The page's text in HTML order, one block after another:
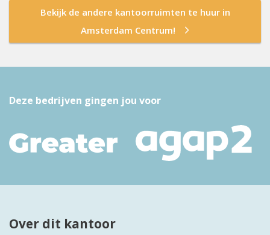
Bekijk de andere kantoorruimten te huur in
Amsterdam Centrum!
Deze bedrijven gingen jou voor
Over dit kantoor